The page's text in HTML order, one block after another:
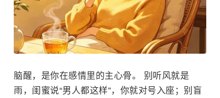
脑醒，是你在感情里的主心骨。 别听风就是
雨，闺蜜说“男人都这样”，你就对号入座；别盲